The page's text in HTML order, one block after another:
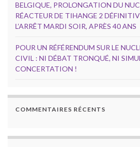
BELGIQUE, PROLONGATION DU
RÉACTEUR DE TIHANGE 2
L’ARRÊT MARDI SOIR, APRÈS 40 ANS
POUR UN RÉFÉRENDUM SUR LE
CIVIL : NI DÉBAT TRONQUÉ, NI
CONCERTATION !
COMMENTAIRES RÉCENTS